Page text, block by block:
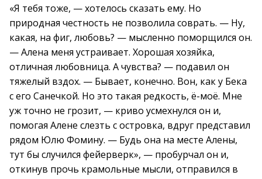
«Я тебя тоже, — хотелось сказать ему. Но
природная честность не позволила соврать. — Ну,
какая, на фиг, любовь? — мысленно поморщился он.
— Алена меня устраивает. Хорошая хозяйка,
отличная любовница. А чувства? — подавил он
тяжелый вздох. — Бывает, конечно. Вон, как у Бека
с его Санечкой. Но это такая редкость, ё-моё. Мне
уж точно не грозит, — криво усмехнулся он и,
помогая Алене слезть с островка, вдруг представил
рядом Юлю Фомину. — Будь она на месте Алены,
тут бы случился фейерверк», — пробурчал он и,
откинув прочь крамольные мысли, отправился в